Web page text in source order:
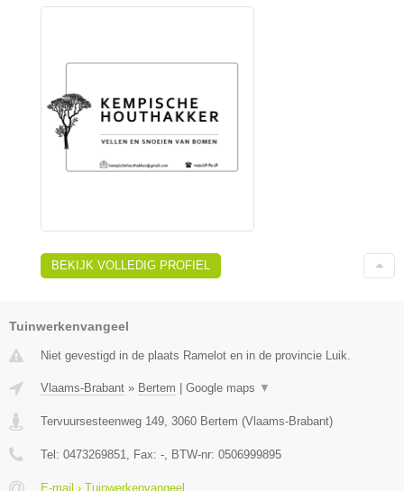
BEKIJK VOLLEDIG PROFIEL
Tuinwerkenvangeel
Niet gevestigd in de plaats Ramelot en in de provincie Luik.
Vlaams-Brabant » Bertem Google maps ▼
Tervuursesteenweg 149 3060 Bertem (Vlaams-Brabant)
Tel: 0473269851 , Fax: - , BTW-nr: 0506999895
E-mail › Tuinwerkenvangeel